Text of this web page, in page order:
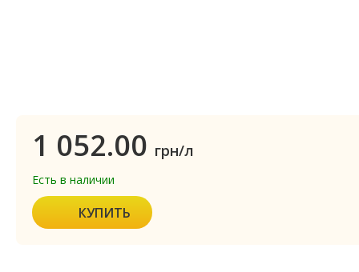
1 052.00 грн/л
Есть в наличии
КУПИТЬ